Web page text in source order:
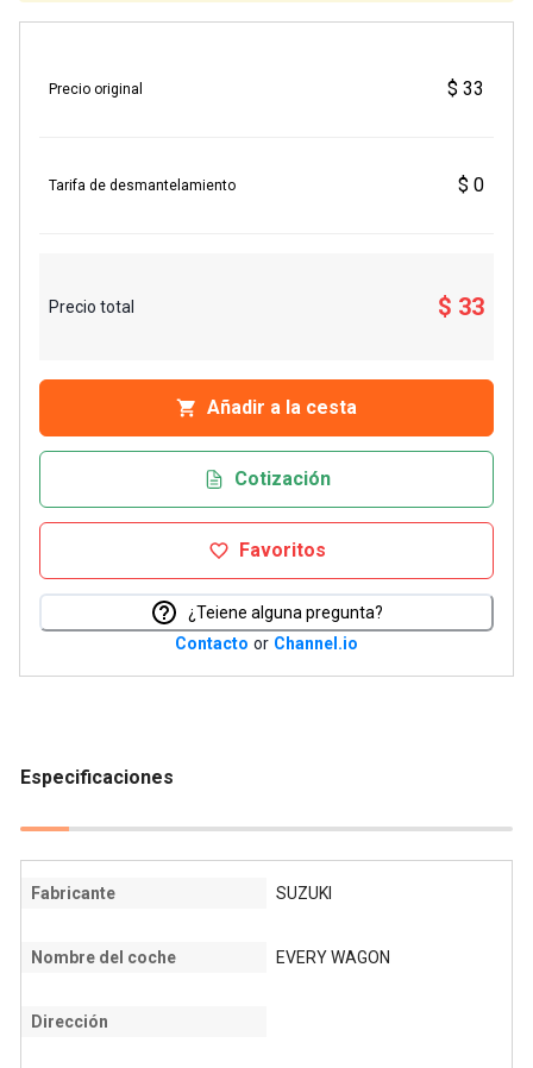
Precio original $ 33
Tarifa de desmantelamiento $ 0
Precio total $ 33
Añadir a la cesta
Cotización
Favoritos
¿Teiene alguna pregunta?
Contacto or Channel.io
Especificaciones
Fabricante SUZUKI
Nombre del coche EVERY WAGON
Dirección